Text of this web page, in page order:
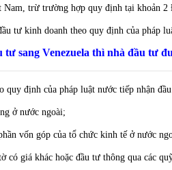
Nam, trừ trường hợp quy định tại khoản
tư kinh doanh theo quy định của pháp
tư sang Venezuela thì nhà đầu tư
quy định của pháp luật nước tiếp nhận
ở nước ngoài;
vốn góp của tổ chức kinh tế ở nước
có giá khác hoặc đầu tư thông qua các